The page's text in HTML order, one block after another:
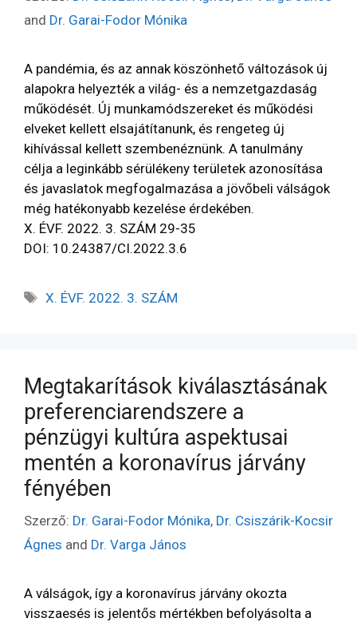
and Dr. Garai-Fodor Mónika
A pandémia, és az annak köszönhető változások új
alapokra helyezték a világ- és a nemzetgazdaság
működését. Új munkamódszereket és működési
elveket kellett elsajátítanunk, és rengeteg új
kihívással kellett szembenéznünk. A tanulmány
célja a leginkább sérülékeny területek azonosítása
és javaslatok megfogalmazása a jövőbeli válságok
még hatékonyabb kezelése érdekében.
X. ÉVF. 2022. 3. SZÁM 29-35
DOI: 10.24387/CI.2022.3.6
X. ÉVF. 2022. 3. SZÁM
Megtakarítások kiválasztásának
preferenciarendszere a
pénzügyi kultúra aspektusai
mentén a koronavírus járvány
fényében
Szerző: Dr. Garai-Fodor Mónika, Dr. Csiszárik-Kocsir
Ágnes and Dr. Varga János
A válságok, így a koronavírus járvány okozta
visszaesés is jelentős mértékben befolyásolta a